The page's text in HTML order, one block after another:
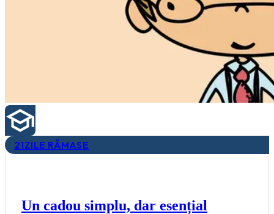
21ZILE RĂMASE
Un cadou simplu, dar esențial